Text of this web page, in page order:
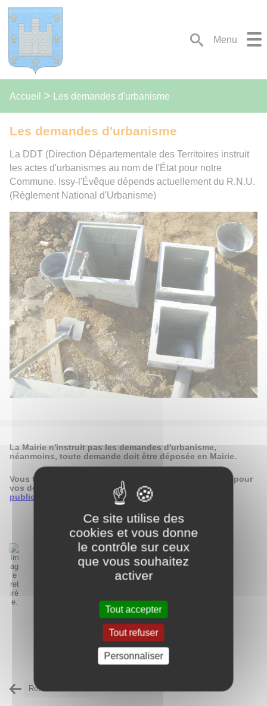
Lien
d'accès
rapide
menu
Lien
d'accès
rapide
contenu
principal
Lien
d'accès
rapide
recherche
Lien
d'accès
rapide
pied
Menu
Accueil Les demandes d'urbanisme
Les demandes d'urbanisme
La DDT (Direction Départementale des Territoires instruit
les actes d'urbanismes au nom de l'État pour notre
Commune. Issy-l'Évêque dépends actuellement du R.N.U.
(Règlement National d'Urbanisme)
La Mairie n'instruit pas les demandes d'urbanisme,
néanmoins, toute demande doit être déposée en Mairie.
Vous trouverez toutes les informations et les imprimés pour
vos demandes sur le site :www.service-
public.fr/particuliers/vosdroits/N319
Retour à l'accueil
Panneau de gestion des cookies
Ce site utilise des
cookies et vous donne
le contrôle sur ceux
que vous souhaitez
activer
Tout accepter
Tout refuser
Personnaliser